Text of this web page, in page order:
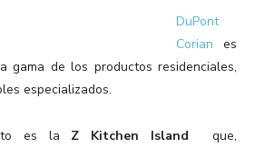
DuPont
Corian es
gama de los productos residenciales,
especializados.
es la Z Kitchen Island que,